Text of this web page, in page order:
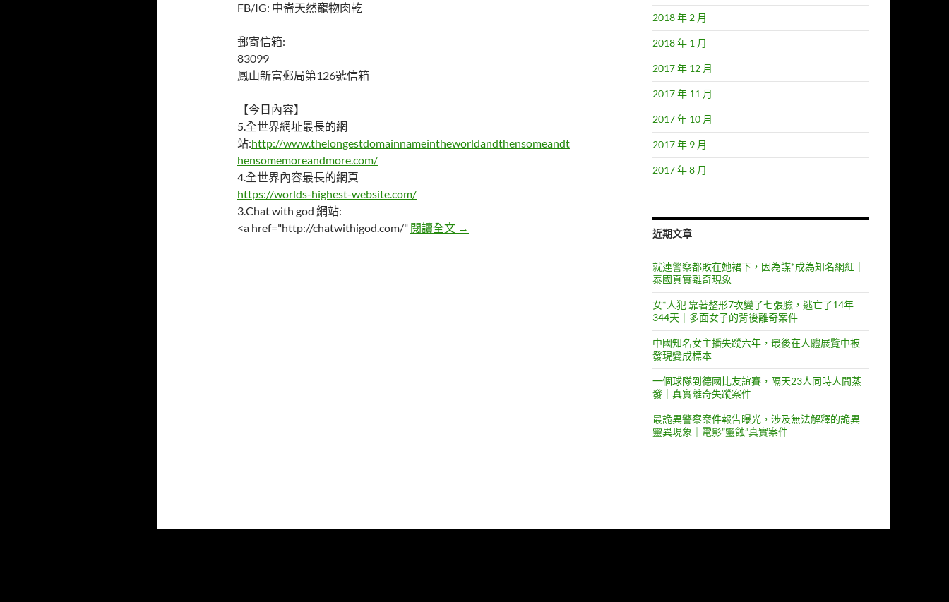
FB/IG: 中崙天然寵物肉乾
郵寄信箱:
83099
鳳山新富郵局第126號信箱
【今日內容】
5.全世界網址最長的網
站:http://www.thelongestdomainnameintheworldandthensomeandt
hensomemoreandmore.com/
4.全世界內容最長的網頁
https://worlds-highest-website.com/
3.Chat with god 網站:
<a href="http://chatwithigod.com/" 閱讀全文 你聽過最長的名字，那你聽過名字最長的網址嗎?
→
2018 年 2 月
2018 年 1 月
2017 年 12 月
2017 年 11 月
2017 年 10 月
2017 年 9 月
2017 年 8 月
近期文章
就連警察都敗在她裙下，因為謀*成為知名網紅｜
泰國真實離奇現象
女*人犯 靠著整形7次變了七張臉，逃亡了14年
344天｜多面女子的背後離奇案件
中國知名女主播失蹤六年，最後在人體展覽中被
發現變成標本
一個球隊到德國比友誼賽，隔天23人同時人間蒸
發｜真實離奇失蹤案件
最詭異警察案件報告曝光，涉及無法解釋的詭異
靈異現象｜電影”靈蝕”真實案件